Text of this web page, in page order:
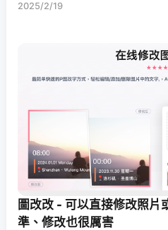
2025/2/19
圖改改 - 可以直接修改照片
準、修改也很厲害